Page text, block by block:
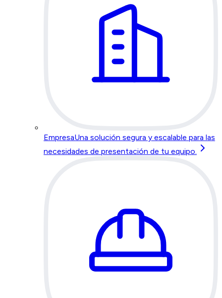
EmpresaUna solución segura y escalable para las
necesidades de presentación de tu equipo.